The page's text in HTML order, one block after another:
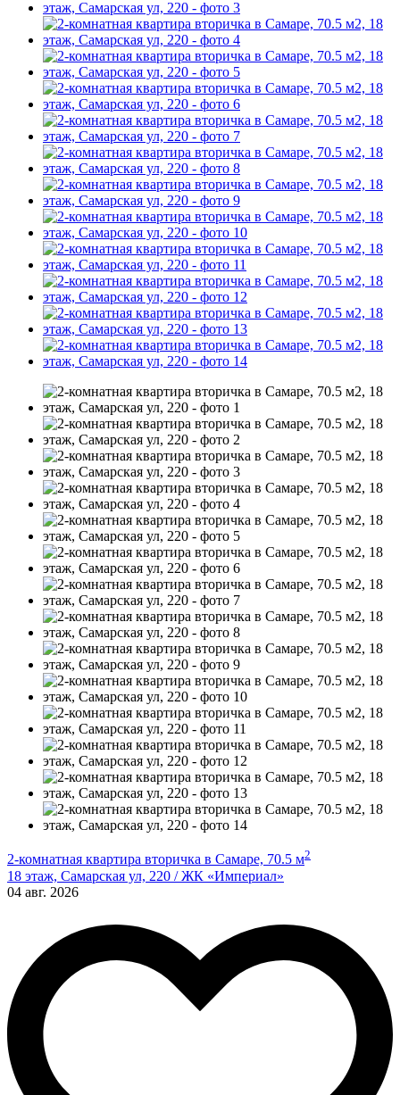
2-комнатная квартира вторичка в Самаре, 70.5 м2
18 этаж, Самарская ул, 220 / ЖК «Империал»
04 авг. 2026